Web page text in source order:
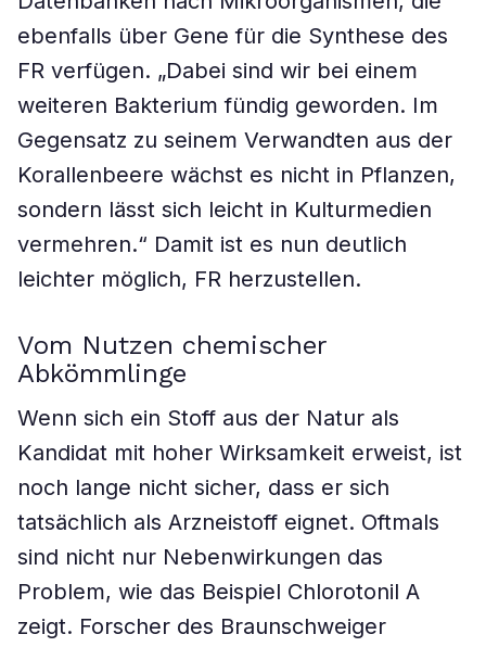
ebenfalls über Gene für die Synthese des
FR verfügen. „Dabei sind wir bei einem
weiteren Bakterium fündig geworden. Im
Gegensatz zu seinem Verwandten aus der
Korallenbeere wächst es nicht in Pflanzen,
sondern lässt sich leicht in Kulturmedien
vermehren.“ Damit ist es nun deutlich
leichter möglich, FR herzustellen.
Vom Nutzen chemischer
Abkömmlinge
Wenn sich ein Stoff aus der Natur als
Kandidat mit hoher Wirksamkeit erweist, ist
noch lange nicht sicher, dass er sich
tatsächlich als Arzneistoff eignet. Oftmals
sind nicht nur Nebenwirkungen das
Problem, wie das Beispiel Chlorotonil A
zeigt. Forscher des Braunschweiger